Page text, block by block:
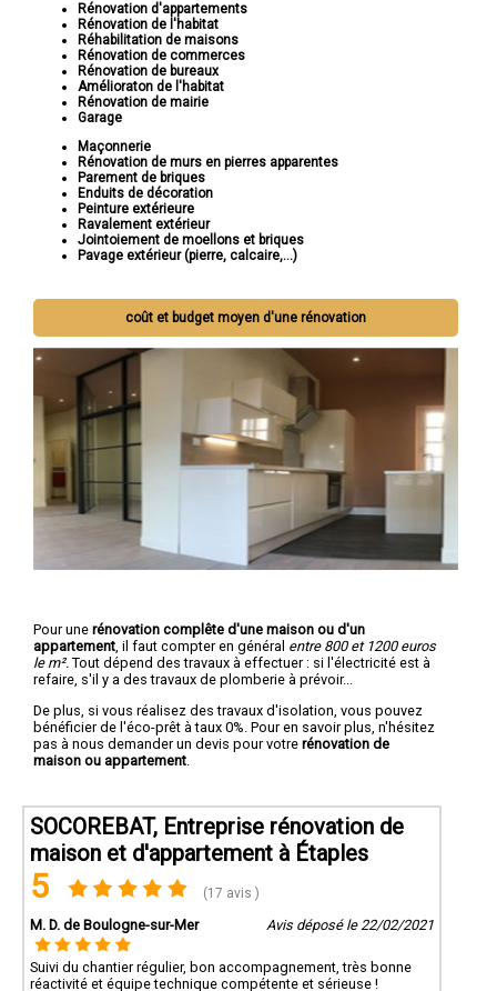
Rénovation d'appartements
Rénovation de l'habitat
Réhabilitation de maisons
Rénovation de commerces
Rénovation de bureaux
Amélioraton de l'habitat
Rénovation de mairie
Garage
Maçonnerie
Rénovation de murs en pierres apparentes
Parement de briques
Enduits de décoration
Peinture extérieure
Ravalement extérieur
Jointoiement de moellons et briques
Pavage extérieur (pierre, calcaire,...)
coût et budget moyen d'une rénovation
Pour une rénovation complête d'une maison ou d'un
appartement , il faut compter en général entre 800 et 1200 euros
le m². Tout dépend des travaux à effectuer : si l'électricité est à
refaire, s'il y a des travaux de plomberie à prévoir...
De plus, si vous réalisez des travaux d'isolation, vous pouvez
bénéficier de l'éco-prêt à taux 0%. Pour en savoir plus, n'hésitez
pas à nous demander un devis pour votre rénovation de
maison ou appartement
SOCOREBAT, Entreprise rénovation de
maison et d'appartement à Étaples
5 (17 avis )
M. D. de Boulogne-sur-Mer Avis déposé le 22/02/2021
Suivi du chantier régulier, bon accompagnement, très bonne
réactivité et équipe technique compétente et sérieuse !